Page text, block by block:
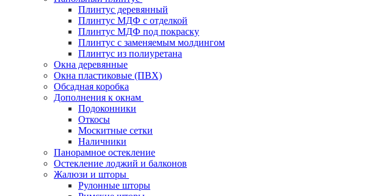
Плинтус деревянный
Плинтус МДФ с отделкой
Плинтус МДФ под покраску
Плинтус с заменяемым молдингом
Плинтус из полиуретана
Окна деревянные
Окна пластиковые (ПВХ)
Обсадная коробка
Дополнения к окнам
Подоконники
Откосы
Москитные сетки
Наличники
Панорамное остекление
Остекление лоджий и балконов
Жалюзи и шторы
Рулонные шторы